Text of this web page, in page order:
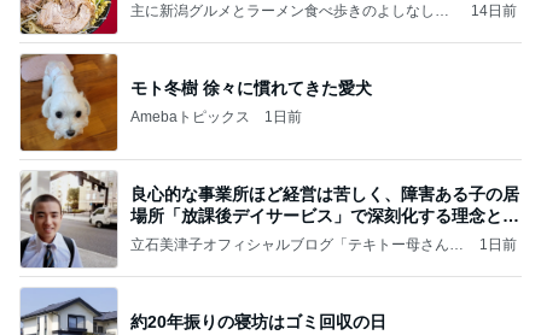
主に新潟グルメとラーメン食べ歩きのよしなしご
14日前
モト冬樹 徐々に慣れてきた愛犬
Amebaトピックス 1日前
良心的な事業所ほど経営は苦しく、障害ある子の居
場所「放課後デイサービス」で深刻化する理念と現
実の
立石美津子オフィシャルブログ「テキトー母さんの
1日前
約20年振りの寝坊はゴミ回収の日